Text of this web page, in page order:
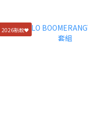
2026新款🖤